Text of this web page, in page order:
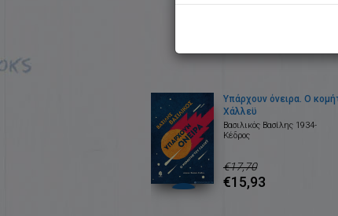
Υπάρχουν όνειρα. Ο
Χάλλεϋ
Βασιλικός Βασίλης 1934-
Κέδρος
€17,70
€15,93